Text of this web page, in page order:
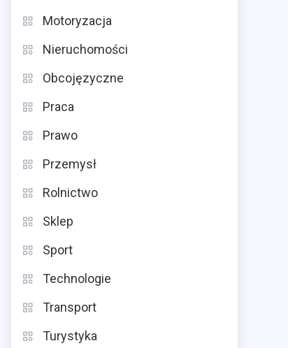
Motoryzacja
Nieruchomości
Obcojęzyczne
Praca
Prawo
Przemysł
Rolnictwo
Sklep
Sport
Technologie
Transport
Turystyka